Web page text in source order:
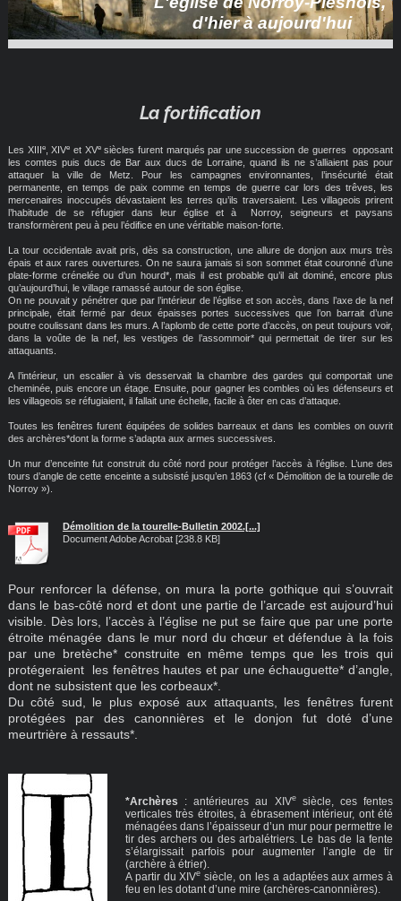
d'hier à aujourd'hui
La fortification
Les XIIIe, XIVe et XVesiècles furent marqués par une succession de guerres opposant
les comtes puis ducs de Bar aux ducs de Lorraine, quand ils ne s’alliaient pas pour
attaquer la ville de Metz. Pour les campagnes environnantes, l’insécurité était
permanente, en temps de paix comme en temps de guerre car lors des trêves, les
mercenaires inoccupés dévastaient les terres qu’ils traversaient. Les villageois prirent
l’habitude de se réfugier dans leur église et à Norroy, seigneurs et paysans
transformèrent peu à peu l’édifice en une véritable maison-forte.
La tour occidentale avait pris, dès sa construction, une allure de donjon aux murs très
épais et aux rares ouvertures. On ne saura jamais si son sommet était couronné d’une
plate-forme crénelée ou d’un hourd*, mais il est probable qu’il ait dominé, encore plus
qu’aujourd’hui, le village ramassé autour de son église.
On ne pouvait y pénétrer que par l’intérieur de l’église et son accès, dans l’axe de la nef
principale, était fermé par deux épaisses portes successives que l’on barrait d’une
poutre coulissant dans les murs. A l’aplomb de cette porte d’accès, on peut toujours voir,
dans la voûte de la nef, les vestiges de l’assommoir* qui permettait de tirer sur les
attaquants.
A l’intérieur, un escalier à vis desservait la chambre des gardes qui comportait une
cheminée, puis encore un étage. Ensuite, pour gagner les combles où les défenseurs et
les villageois se réfugiaient, il fallait une échelle, facile à ôter en cas d’attaque.
Toutes les fenêtres furent équipées de solides barreaux et dans les combles on ouvrit
des archères*dont la forme s’adapta aux armes successives.
Un mur d’enceinte fut construit du côté nord pour protéger l’accès à l’église. L’une des
tours d’angle de cette enceinte a subsisté jusqu’en 1863 (cf « Démolition de la tourelle de
Norroy »).
Démolition de la tourelle-Bulletin 2002.[...]
Document Adobe Acrobat [238.8 KB]
Pour renforcer la défense, on mura la porte gothique qui s’ouvrait
dans le bas-côté nord et dont une partie de l’arcade est aujourd’hui
visible. Dès lors, l’accès à l’église ne put se faire que par une porte
étroite ménagée dans le mur nord du chœur et défendue à la fois
par une bretèche* construite en même temps que les trois qui
protégeraient les fenêtres hautes et par une échauguette* d’angle,
dont ne subsistent que les corbeaux*.
Du côté sud, le plus exposé aux attaquants, les fenêtres furent
protégées par des canonnières et le donjon fut doté d’une
meurtrière à ressauts*.
*Archères : antérieures au XIVesiècle, ces fentes
verticales très étroites, à ébrasement intérieur, ont été
ménagées dans l’épaisseur d’un mur pour permettre le
tir des archers ou des arbalétriers. Le bas de la fente
s’élargissait parfois pour augmenter l’angle de tir
(archère à étrier).
A partir du XIVe siècle, on les a adaptées aux armes à
feu en les dotant d’une mire (archères-canonnières).